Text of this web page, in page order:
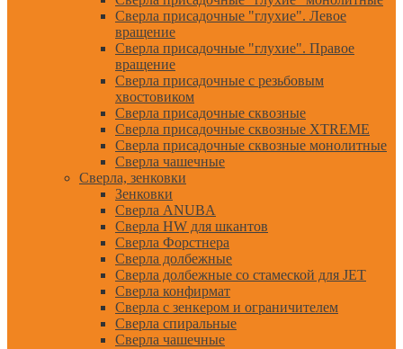
Сверла присадочные "глухие". Левое
вращение
Сверла присадочные "глухие". Правое
вращение
Сверла присадочные с резьбовым
хвостовиком
Сверла присадочные сквозные
Сверла присадочные сквозные XTREME
Сверла присадочные сквозные монолитные
Сверла чашечные
Сверла, зенковки
Зенковки
Сверла ANUBA
Сверла HW для шкантов
Сверла Форстнера
Сверла долбежные
Сверла долбежные со стамеской для JET
Сверла конфирмат
Сверла с зенкером и ограничителем
Сверла спиральные
Сверла чашечные